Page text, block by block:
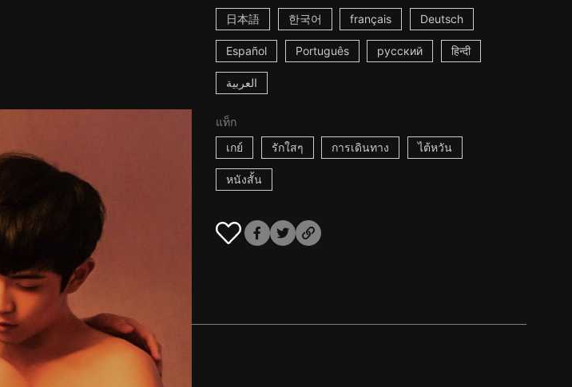
日本語 한국어 français Deutsch
Español Português русский हिन्दी
العربية
แท็ก
เกย์
รักใสๆ การเดินทาง ไต้หวัน
หนังสั้น